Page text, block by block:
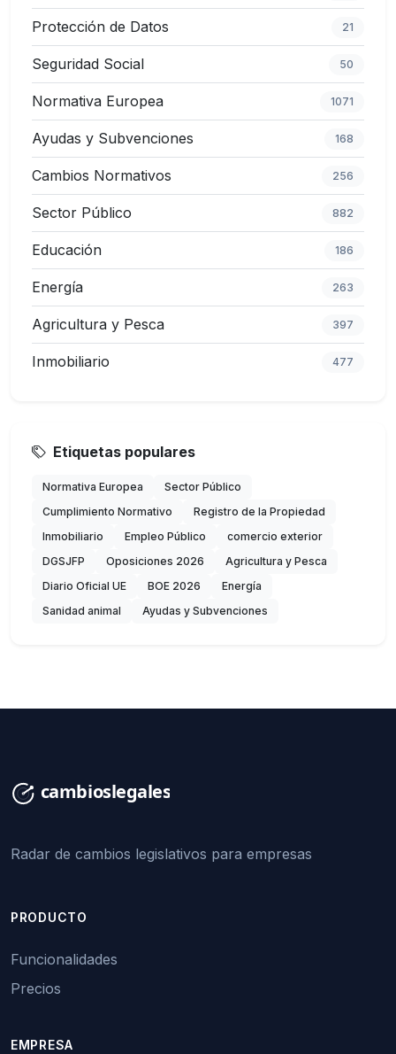
Protección de Datos 21
Seguridad Social 50
Normativa Europea 1071
Ayudas y Subvenciones 168
Cambios Normativos 256
Sector Público 882
Educación 186
Energía 263
Agricultura y Pesca 397
Inmobiliario 477
Etiquetas populares
Normativa Europea
Sector Público
Cumplimiento Normativo
Registro de la Propiedad
Inmobiliario
Empleo Público
comercio exterior
DGSJFP
Oposiciones 2026
Agricultura y Pesca
Diario Oficial UE
BOE 2026
Energía
Sanidad animal
Ayudas y Subvenciones
Radar de cambios legislativos para empresas
PRODUCTO
Funcionalidades
Precios
EMPRESA